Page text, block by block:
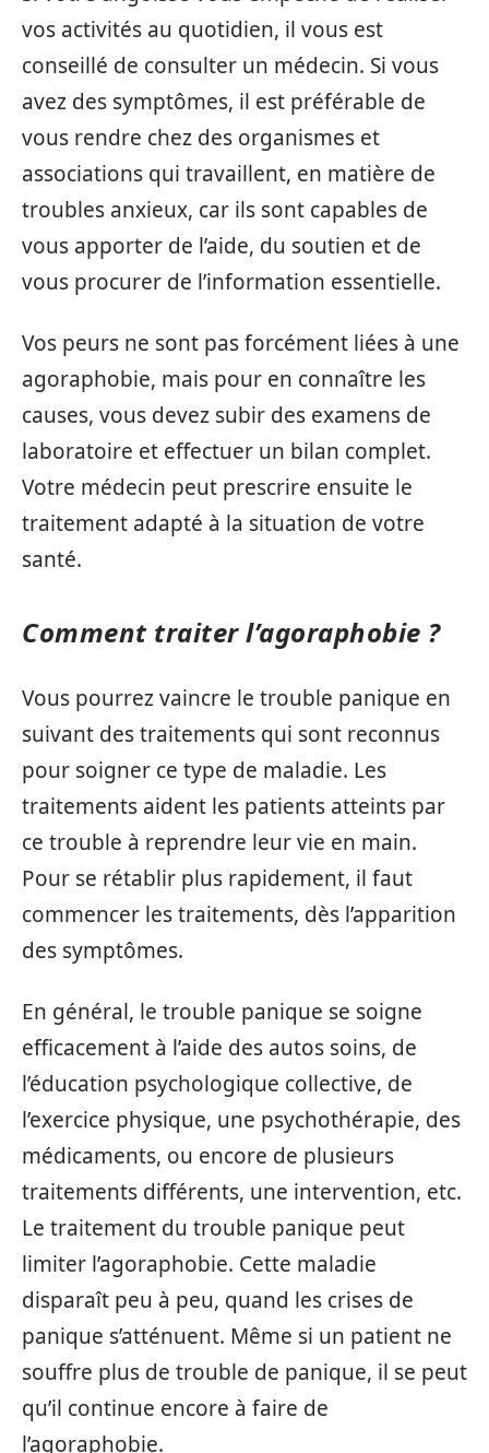
vos activités au quotidien, il vous est
conseillé de consulter un médecin. Si vous
avez des symptômes, il est préférable de
vous rendre chez des organismes et
associations qui travaillent, en matière de
troubles anxieux, car ils sont capables de
vous apporter de l’aide, du soutien et de
vous procurer de l’information essentielle.
Vos peurs ne sont pas forcément liées à une
agoraphobie, mais pour en connaître les
causes, vous devez subir des examens de
laboratoire et effectuer un bilan complet.
Votre médecin peut prescrire ensuite le
traitement adapté à la situation de votre
santé.
Comment traiter l’agoraphobie ?
Vous pourrez vaincre le trouble panique en
suivant des traitements qui sont reconnus
pour soigner ce type de maladie. Les
traitements aident les patients atteints par
ce trouble à reprendre leur vie en main.
Pour se rétablir plus rapidement, il faut
commencer les traitements, dès l’apparition
des symptômes.
En général, le trouble panique se soigne
efficacement à l’aide des autos soins, de
l’éducation psychologique collective, de
l’exercice physique, une psychothérapie, des
médicaments, ou encore de plusieurs
traitements différents, une intervention, etc.
Le traitement du trouble panique peut
limiter l’agoraphobie. Cette maladie
disparaît peu à peu, quand les crises de
panique s’atténuent. Même si un patient ne
souffre plus de trouble de panique, il se peut
qu’il continue encore à faire de
l’agoraphobie.